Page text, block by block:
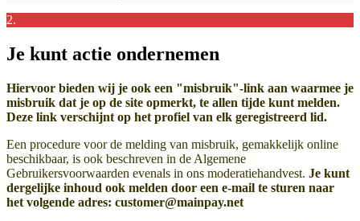
2.
Je kunt actie ondernemen
Hiervoor bieden wij je ook een "misbruik"-link aan waarmee je
misbruik dat je op de site opmerkt, te allen tijde kunt melden.
Deze link verschijnt op het profiel van elk geregistreerd lid.
Een procedure voor de melding van misbruik, gemakkelijk online
beschikbaar, is ook beschreven in de Algemene
Gebruikersvoorwaarden evenals in ons moderatiehandvest. Je kunt
dergelijke inhoud ook melden door een e-mail te sturen naar
het volgende adres: customer@mainpay.net